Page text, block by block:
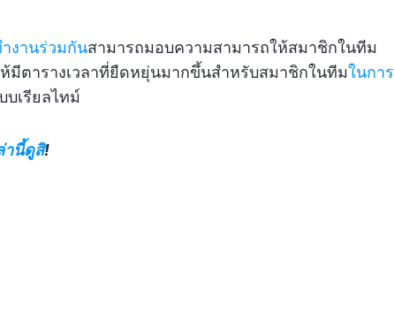
งานร่วมกันสามารถมอบความสามารถให้สมาชิกในทีม
มีตารางเวลาที่ยืดหยุ่นมากขึ้นสำหรับสมาชิกในทีมในการ
บเรียลไทม์
านี้ดูสิ!